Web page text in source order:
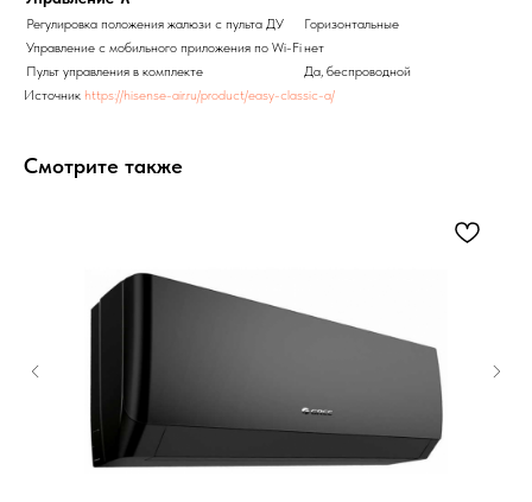
Регулировка положения жалюзи с пульта ДУ
Горизонтальные
Управление c мобильного приложения по Wi-Fiнет
Пульт управления в комплекте
Да, беспроводной
Источник https://hisense-air.ru/product/easy-classic-a/
Смотрите также